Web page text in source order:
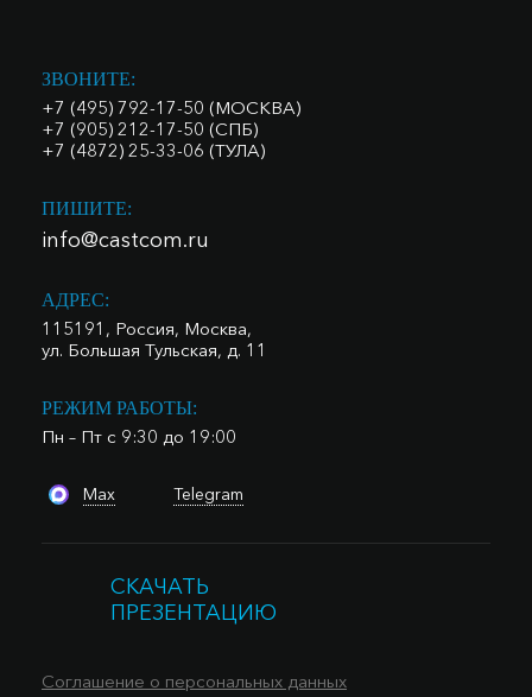
ЗВОНИТЕ:
+7 (495) 792-17-50 (МОСКВА)
+7 (905) 212-17-50 (СПБ)
+7 (4872) 25-33-06 (ТУЛА)
ПИШИТЕ:
info@castcom.ru
АДРЕС:
115191, Россия, Москва,
ул. Большая Тульская, д. 11
РЕЖИМ РАБОТЫ:
Пн – Пт с 9:30 до 19:00
Max Telegram
СКАЧАТЬ
ПРЕЗЕНТАЦИЮ
Соглашение о персональных данных